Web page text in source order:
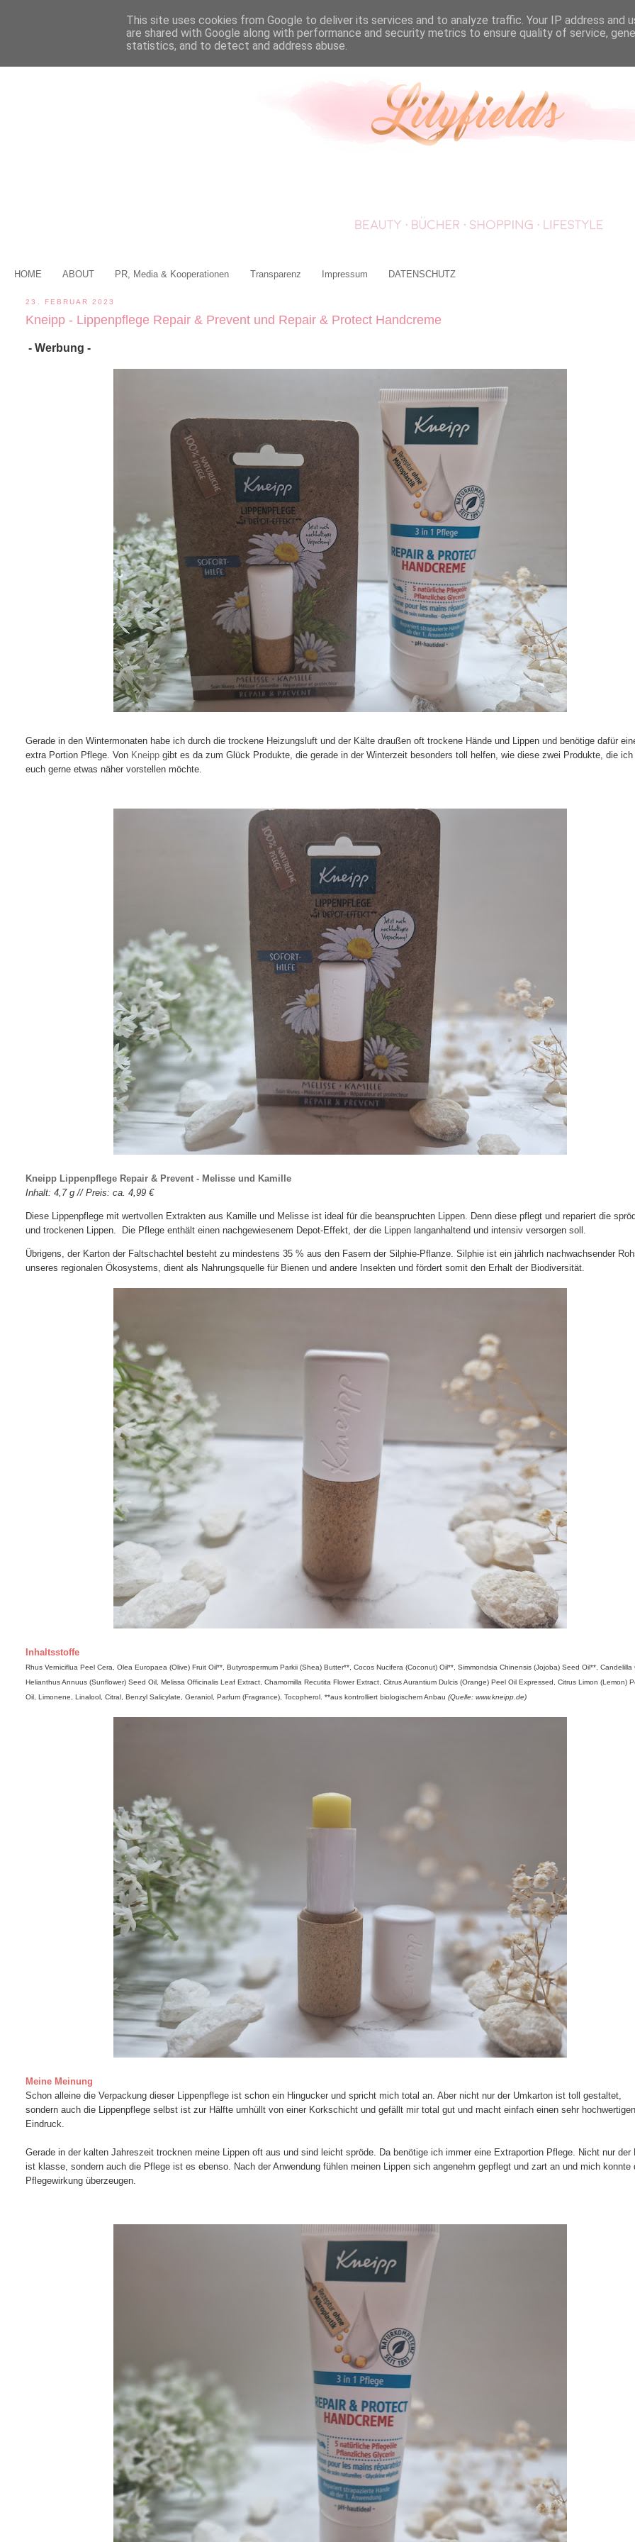
HOME ABOUT PR, Media & Kooperationen Transparenz Impressum DATENSCHUTZ
23. FEBRUAR 2023
Kneipp - Lippenpflege Repair & Prevent und Repair & Protect Handcreme
- Werbung -
Gerade in den Wintermonaten habe ich durch die trockene Heizungsluft und der Kälte draußen oft trockene Hände und Lippen und benötige dafür
extra Portion Pflege. Von Kneippgibt es da zum Glück Produkte, die gerade in der Winterzeit besonders toll helfen, wie diese zwei Produkte, die ich
euch gerne etwas näher vorstellen möchte.
Kneipp Lippenpflege Repair & Prevent - Melisse und Kamille
Inhalt: 4,7 g // Preis: ca. 4,99 €
Diese Lippenpflege mit wertvollen Extrakten aus Kamille und Melisse ist ideal für die beanspruchten Lippen. Denn diese pflegt und repariert die
und trockenen Lippen. Die Pflege enthält einen nachgewiesenem Depot-Effekt, der die Lippen langanhaltend und intensiv versorgen soll.
Übrigens, der Karton der Faltschachtel besteht zu mindestens 35 % aus den Fasern der Silphie-Pflanze. Silphie ist ein jährlich nachwachsender
unseres regionalen Ökosystems, dient als Nahrungsquelle für Bienen und andere Insekten und fördert somit den Erhalt der Biodiversität.
Inhaltsstoffe
Rhus Verniciflua Peel Cera, Olea Europaea (Olive) Fruit Oil**, Butyrospermum Parkii (Shea) Butter**, Cocos Nucifera (Coconut) Oil**, Simmondsia Chinensis (Jojoba) Seed Oil**, Candelilla
Helianthus Annuus (Sunflower) Seed Oil, Melissa Officinalis Leaf Extract, Chamomilla Recutita Flower Extract, Citrus Aurantium Dulcis (Orange) Peel Oil Expressed, Citrus Limon (Lemon)
Oil, Limonene, Linalool, Citral, Benzyl Salicylate, Geraniol, Parfum (Fragrance), Tocopherol. **aus kontrolliert biologischem Anbau(Quelle: www.kneipp.de)
Meine Meinung
Schon alleine die Verpackung dieser Lippenpflege ist schon ein Hingucker und spricht mich total an. Aber nicht nur der Umkarton ist toll gestaltet,
sondern auch die Lippenpflege selbst ist zur Hälfte umhüllt von einer Korkschicht und gefällt mir total gut und macht einfach einen sehr hochwertigen
Eindruck.
Gerade in der kalten Jahreszeit trocknen meine Lippen oft aus und sind leicht spröde. Da benötige ich immer eine Extraportion Pflege. Nicht nur der
ist klasse, sondern auch die Pflege ist es ebenso. Nach der Anwendung fühlen meinen Lippen sich angenehm gepflegt und zart an und mich konnte
Pflegewirkung überzeugen.
This site uses cookies from Google to deliver its services and to analyze traffic. Your IP address and
are shared with Google along with performance and security metrics to ensure quality of service,
statistics, and to detect and address abuse.